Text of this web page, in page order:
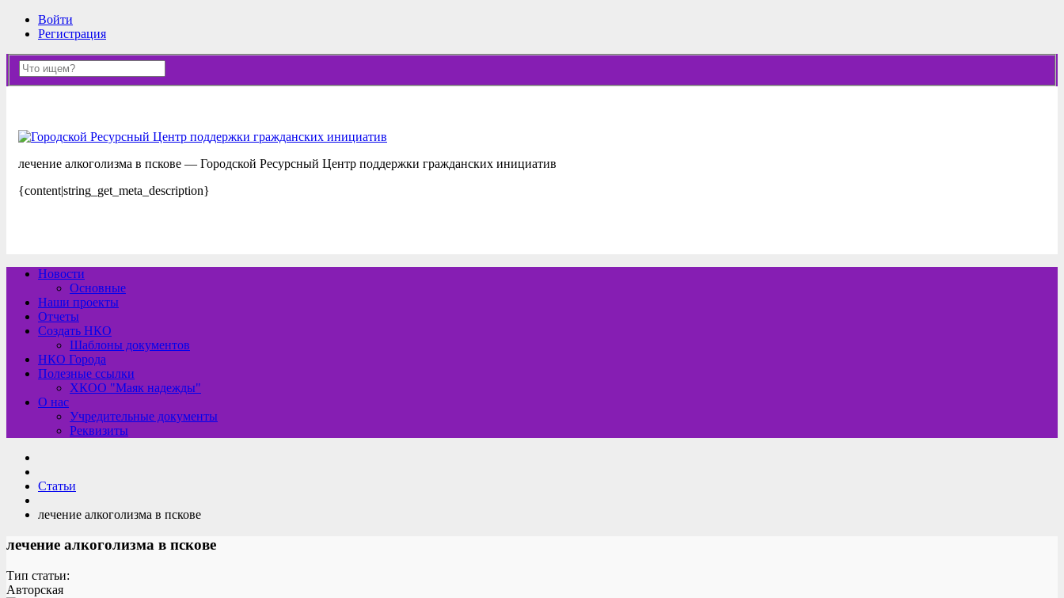
Войти
Регистрация
лечение алкоголизма в пскове — Городской Ресурсный Центр поддержки гражданских инициатив
{content|string_get_meta_description}
Новости
Основные
Наши проекты
Отчеты
Создать НКО
Шаблоны документов
НКО Города
Полезные ссылки
ХКОО "Маяк надежды"
О нас
Учредительные документы
Реквизиты
Статьи
лечение алкоголизма в пскове
лечение алкоголизма в пскове
Тип статьи:
Авторская